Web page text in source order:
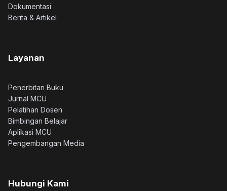
Dokumentasi
Berita & Artikel
Layanan
Penerbitan Buku
Jurnal MCU
Pelatihan Dosen
Bimbingan Belajar
Aplikasi MCU
Pengembangan Media
Hubungi Kami